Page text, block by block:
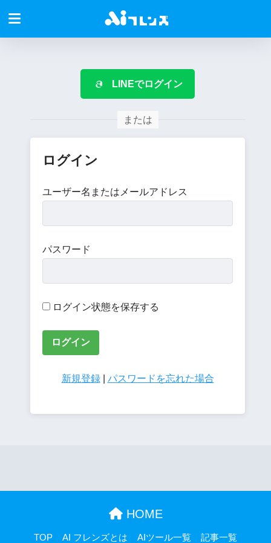
LINEでログイン
または
ログイン
ユーザー名またはメールアドレス
パスワード
ログイン状態を保存する
新規登録| パスワードを忘れた場合
HOME
TOP AI フレンズとは AIツール一覧 記事一覧